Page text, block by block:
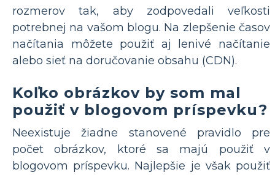
rozmerov tak, aby zodpovedali veľkosti
potrebnej na vašom blogu. Na zlepšenie časov
načítania môžete použiť aj lenivé načítanie
alebo sieť na doručovanie obsahu (CDN).
Koľko obrázkov by som mal
použiť v blogovom príspevku?
Neexistuje žiadne stanovené pravidlo pre
počet obrázkov, ktoré sa majú použiť v
blogovom príspevku. Najlepšie je však použiť